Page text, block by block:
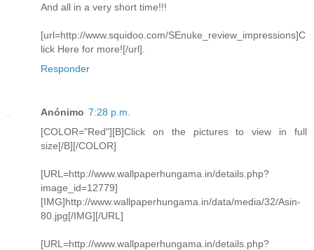
And all in a very short time!!!
[url=http://www.squidoo.com/SEnuke_review_impressions]C
lick Here for more![/url].
Responder
Anónimo 7:28 p.m.
[COLOR="Red"][B]Click on the pictures to view in full
size[/B][/COLOR]
[URL=http://www.wallpaperhungama.in/details.php?
image_id=12779]
[IMG]http://www.wallpaperhungama.in/data/media/32/Asin-
80.jpg[/IMG][/URL]
[URL=http://www.wallpaperhungama.in/details.php?